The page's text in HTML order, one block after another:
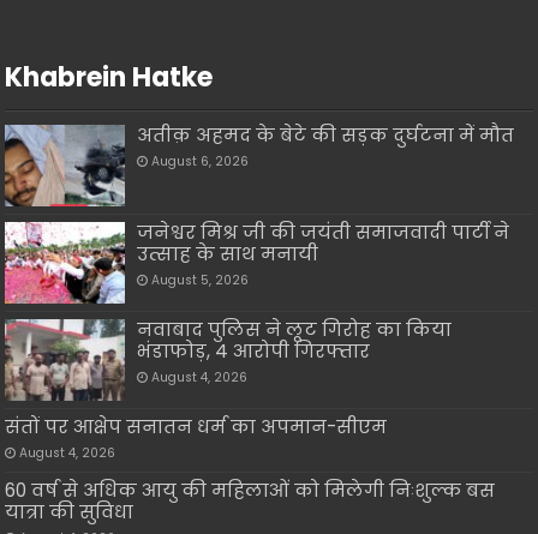
Khabrein Hatke
अतीक़ अहमद के बेटे की सड़क दुर्घटना में मौत
August 6, 2026
जनेश्वर मिश्र जी की जयंती समाजवादी पार्टी ने
उत्साह के साथ मनायी
August 5, 2026
नवाबाद पुलिस ने लूट गिरोह का किया
भंडाफोड़, 4 आरोपी गिरफ्तार
August 4, 2026
संतों पर आक्षेप सनातन धर्म का अपमान-सीएम
August 4, 2026
60 वर्ष से अधिक आयु की महिलाओं को मिलेगी निःशुल्क बस
यात्रा की सुविधा